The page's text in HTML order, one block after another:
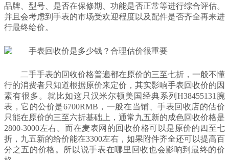
品牌、型号、是否在保修期、功能是否正常等进行综合评估。
并且会考虑到手表的市场受欢迎程度以及配件是否齐全再来进
行最终给价。
二手手表的回收价格普遍都在原价的三至七折，一般不懂
行的消费者只知道根据原价来定价，其实影响手表回收价的因
素有很多。就比如这只汉米尔顿美国经典系列H38455131腕
表，它的公价是6700RMB，一般在当铺、手表回收店的估价
只能在原价的三至六折基础上，通常九五新的成色回收价格是
2800-3000左右。而在麦表网的回收价格可以是原价的四至七
折，九五新的给价能在3300左右，如果附件齐全还可以提高百
分之五的价格。所以说手表在哪里回收也会影响到最终的价